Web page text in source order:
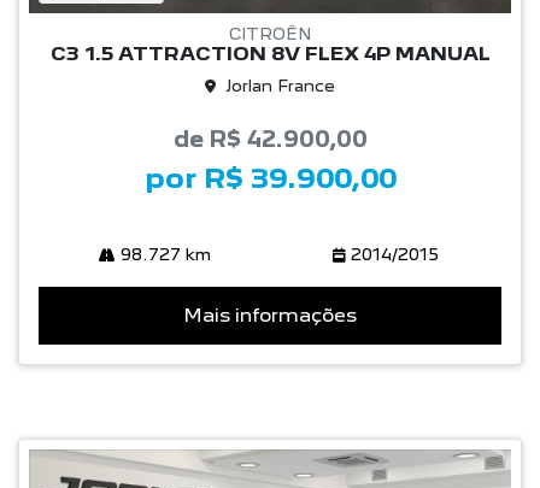
CITROËN
C3 1.5 ATTRACTION 8V FLEX 4P MANUAL
Jorlan France
de R$ 42.900,00
por R$ 39.900,00
98.727 km 2014/2015
Mais informações